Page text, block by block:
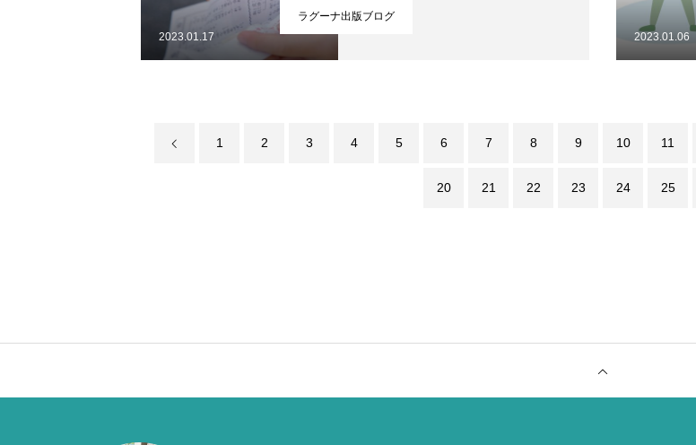
ラグーナ出版ブログ
2023.01.17 2023.01.06
1 2 3 4 5 6 7 8 9 10 11
20 21 22 23 24 25